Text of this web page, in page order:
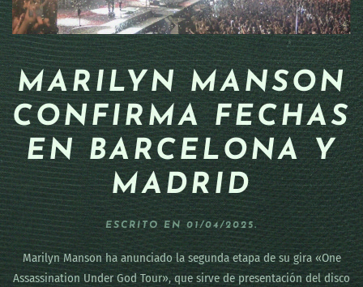
MARILYN MANSON
CONFIRMA FECHAS
EN BARCELONA Y
MADRID
ESCRITO EN 01/04/2025.
Marilyn Manson ha anunciado la segunda etapa de su gira «One
Assassination Under God Tour», que sirve de presentación del disco